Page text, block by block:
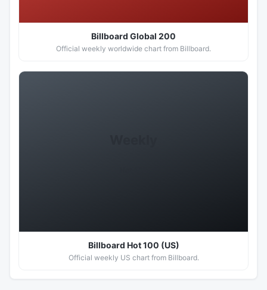
Billboard Global 200
Official weekly worldwide chart from Billboard.
Billboard Hot 100 (US)
Official weekly US chart from Billboard.